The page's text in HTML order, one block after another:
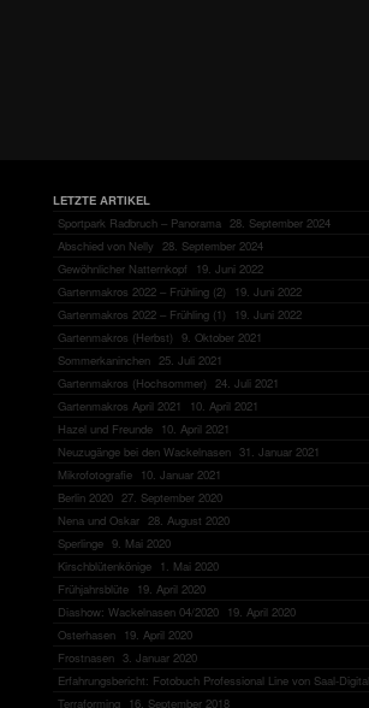
LETZTE ARTIKEL
Sportpark Radbruch – Panorama 28. September 2024
Abschied von Nelly 28. September 2024
Gewöhnlicher Natternkopf
19. Juni 2022
Gartenmakros 2022 – Frühling (2)
19. Juni 2022
Gartenmakros 2022 – Frühling (1)
19. Juni 2022
Gartenmakros (Herbst) 9. Oktober 2021
Sommerkaninchen 25. Juli 2021
Gartenmakros (Hochsommer) 24. Juli 2021
Gartenmakros April 2021
10. April 2021
Hazel und Freunde 10. April 2021
Neuzugänge bei den Wackelnasen 31. Januar 2021
Mikrofotografie 10. Januar 2021
Berlin 2020 27. September 2020
Nena und Oskar 28. August 2020
Sperlinge 9. Mai 2020
Kirschblütenkönige 1. Mai 2020
Frühjahrsblüte 19. April 2020
Diashow: Wackelnasen 04/2020 19. April 2020
Osterhasen 19. April 2020
Frostnasen 3. Januar 2020
Erfahrungsbericht: Fotobuch Professional Line von Saal-Digital
Terraforming 16. September 2018